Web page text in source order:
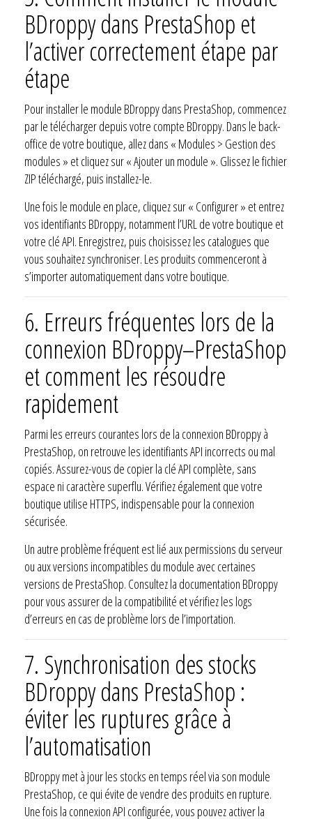
BDroppy dans PrestaShop et
l’activer correctement étape par
étape
Pour installer le module BDroppy dans PrestaShop, commencez
par le télécharger depuis votre compte BDroppy. Dans le back-
office de votre boutique, allez dans « Modules > Gestion des
modules » et cliquez sur « Ajouter un module ». Glissez le fichier
ZIP téléchargé, puis installez-le.
Une fois le module en place, cliquez sur « Configurer » et entrez
vos identifiants BDroppy, notamment l’URL de votre boutique et
votre clé API. Enregistrez, puis choisissez les catalogues que
vous souhaitez synchroniser. Les produits commenceront à
s’importer automatiquement dans votre boutique.
6. Erreurs fréquentes lors de la
connexion BDroppy–PrestaShop
et comment les résoudre
rapidement
Parmi les erreurs courantes lors de la connexion BDroppy à
PrestaShop, on retrouve les identifiants API incorrects ou mal
copiés. Assurez-vous de copier la clé API complète, sans
espace ni caractère superflu. Vérifiez également que votre
boutique utilise HTTPS, indispensable pour la connexion
sécurisée.
Un autre problème fréquent est lié aux permissions du serveur
ou aux versions incompatibles du module avec certaines
versions de PrestaShop. Consultez la documentation BDroppy
pour vous assurer de la compatibilité et vérifiez les logs
d’erreurs en cas de problème lors de l’importation.
7. Synchronisation des stocks
BDroppy dans PrestaShop :
éviter les ruptures grâce à
l’automatisation
BDroppy met à jour les stocks en temps réel via son module
PrestaShop, ce qui évite de vendre des produits en rupture.
Une fois la connexion API configurée, vous pouvez activer la